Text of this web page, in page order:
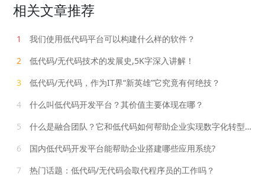
相关文章推荐
1
我们使用低代码平台可以构建什么样的软件？
2
低代码/无代码技术的发展史,5K字深入讲解！
3
低代码/无代码，作为IT界“新英雄”它究竟有何绝技？
4
什么叫低代码开发平台？其价值主要体现在哪？
5
什么是融合团队？它和低代码如何帮助企业实现数字化转型？
6
国内低代码开发平台能帮助企业搭建哪些应用系统?
7
热门话题：低代码/无代码会取代程序员的工作吗？